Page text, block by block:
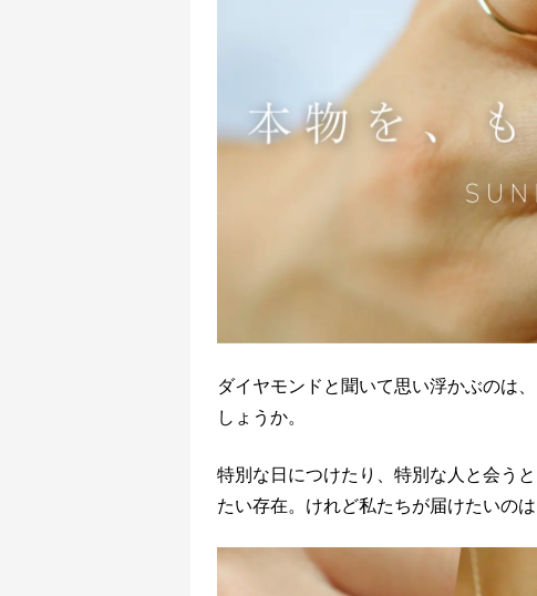
ダイヤモンドと聞いて思い浮かぶのは
しょうか。
特別な日につけたり、特別な人と会う
たい存在。けれど私たちが届けたいの